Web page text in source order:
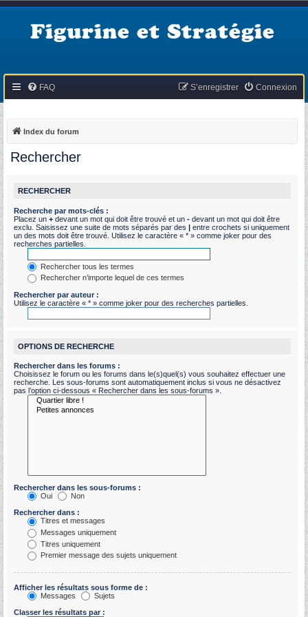
Figurine et Stratégie
FAQ Connexion
S’enregistrer
Index du forum
Rechercher
RECHERCHER
Recherche par mots-clés :
Placez un + devant un mot qui doit être trouvé et un - devant un mot qui doit être
exclu. Saisissez une suite de mots séparés par des | entre crochets si uniquement
un des mots doit être trouvé. Utilisez le caractère « * » comme joker pour des
recherches partielles.
Rechercher tous les termes
Rechercher n’importe lequel de ces termes
Rechercher par auteur :
Utilisez le caractère « * » comme joker pour des recherches partielles.
OPTIONS DE RECHERCHE
Rechercher dans les forums :
Choisissez le forum ou les forums dans le(s)quel(s) vous souhaitez effectuer une
recherche. Les sous-forums sont automatiquement inclus si vous ne désactivez
pas l’option ci-dessous « Rechercher dans les sous-forums ».
Rechercher dans les sous-forums :
Oui
Non
Rechercher dans :
Titres et messages
Messages uniquement
Titres uniquement
Premier message des sujets uniquement
Afficher les résultats sous forme de :
Messages
Sujets
Classer les résultats par :